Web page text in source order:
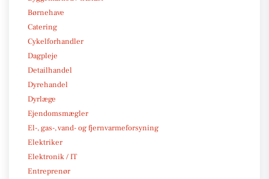
Børnehave
Catering
Cykelforhandler
Dagpleje
Detailhandel
Dyrehandel
Dyrlæge
Ejendomsmægler
El-, gas-, vand- og fjernvarmeforsyning
Elektriker
Elektronik / IT
Entreprenør